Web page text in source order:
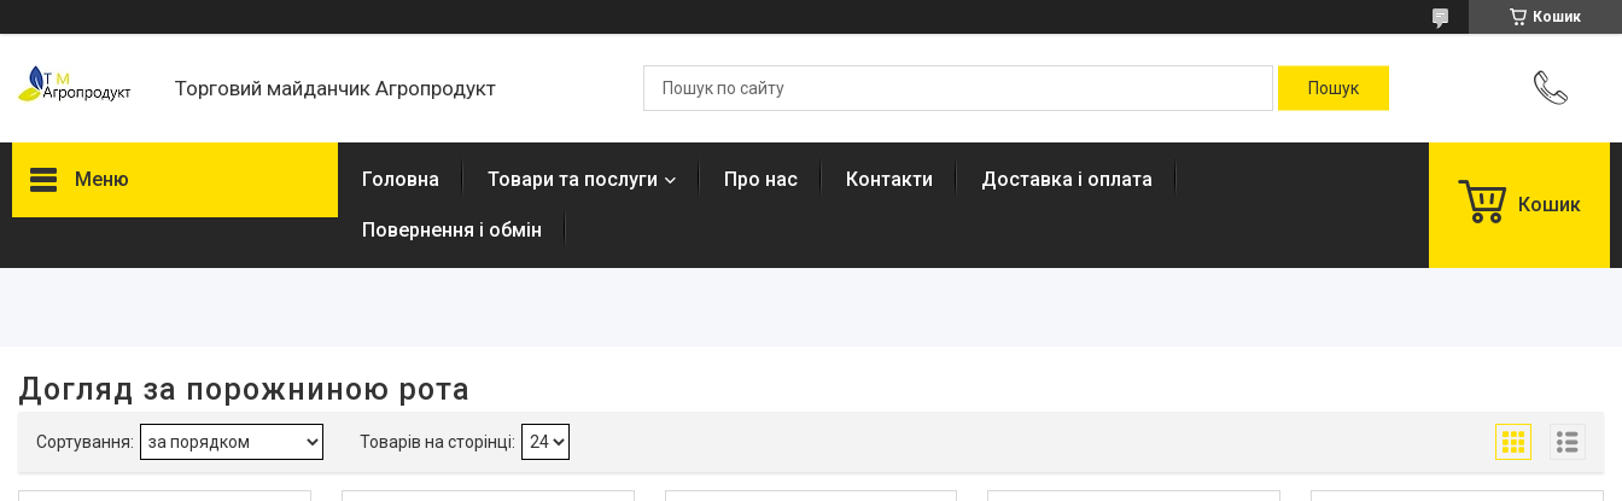
Кошик
Торговий майданчик Агропродукт
Меню
Так 3
Виробник
Головна Товари та послуги Про нас Контакти Доставка і оплата
Повернення і обмін
Кошик
Догляд за порожниною рота